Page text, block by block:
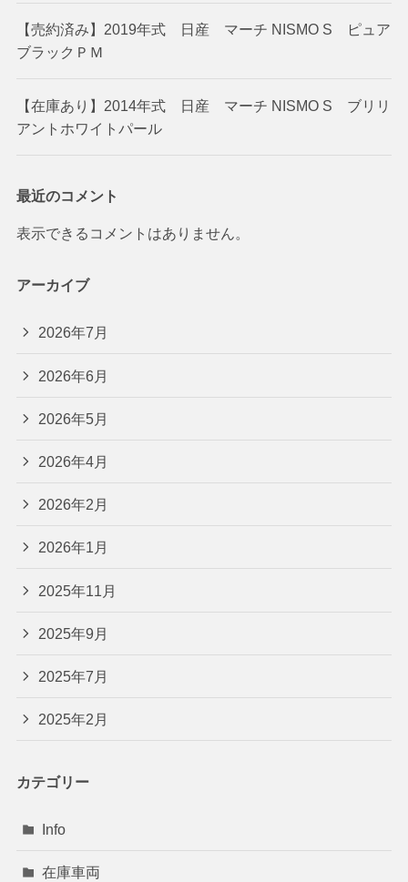
【売約済み】2019年式 日産 マーチ NISMO S ピュア
ブラックＰＭ
【在庫あり】2014年式 日産 マーチ NISMO S ブリリ
アントホワイトパール
最近のコメント
表示できるコメントはありません。
アーカイブ
2026年7月
2026年6月
2026年5月
2026年4月
2026年2月
2026年1月
2025年11月
2025年9月
2025年7月
2025年2月
カテゴリー
Info
在庫車両